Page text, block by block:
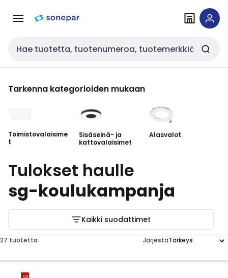
navigointiinsisältöön
Haku
Tarkenna kategorioiden mukaan
Toimistovalaisime
t
Sisäseinä- ja
kattovalaisimet
Alasvalot
Tulokset haulle
sg-koulukampanja
Kaikki suodattimet
27 tuotetta Järjestä